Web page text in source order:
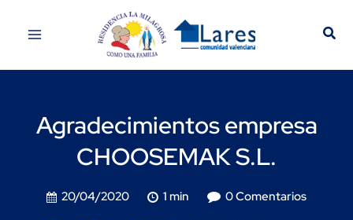
Agradecimientos empresa
CHOOSEMAK S.L.
20/04/2020 1 min 0 Comentarios